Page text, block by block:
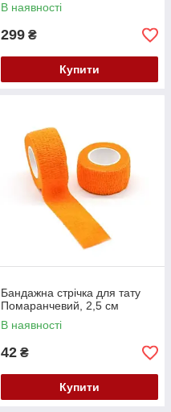
В наявності
299 ₴
Купити
Бандажна стрічка для тату
Помаранчевий, 2,5 см
В наявності
42 ₴
Купити